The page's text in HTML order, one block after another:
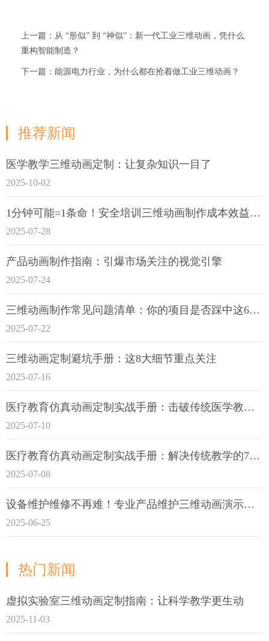
上一篇：从 “形似” 到 “神似”：新一代工业三维动画，凭什么
重构智能制造？
下一篇：能源电力行业，为什么都在抢着做工业三维动画？
推荐新闻
医学教学三维动画定制：让复杂知识一目了
2025-10-02
1分钟可能=1条命！安全培训三维动画制作成本效益深度拆解
2025-07-28
产品动画制作指南：引爆市场关注的视觉引擎
2025-07-24
三维动画制作常见问题清单：你的项目是否踩中这6大技术雷区？
2025-07-22
三维动画定制避坑手册：这8大细节重点关注
2025-07-16
医疗教育仿真动画定制实战手册：击破传统医学教育7大痛点
2025-07-10
医疗教育仿真动画定制实战手册：解决传统教学的7大痛点
2025-07-08
设备维护维修不再难！专业产品维护三维动画演示定制指南
2025-06-25
热门新闻
虚拟实验室三维动画定制指南：让科学教学更生动
2025-11-03